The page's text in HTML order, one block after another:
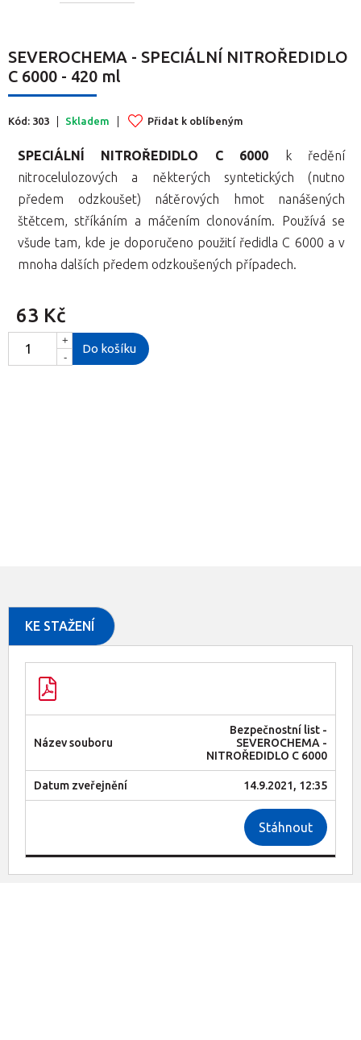
SEVEROCHEMA - SPECIÁLNÍ NITROŘEDIDLO
C 6000 - 420 ml
Kód: 303 Skladem Přidat k oblíbeným
SPECIÁLNÍ NITROŘEDIDLO C 6000
k ředění
nitrocelulozových a některých syntetických (nutno
předem odzkoušet) nátěrových hmot nanášených
štětcem, stříkáním a máčením clonováním. Používá se
všude tam, kde je doporučeno použití ředidla C 6000 a v
mnoha dalších předem odzkoušených případech.
63 Kč
+
-
Do košíku
KE STAŽENÍ
Bezpečnostní list -
SEVEROCHEMA -
NITROŘEDIDLO C 6000
14.9.2021, 12:35
Stáhnout